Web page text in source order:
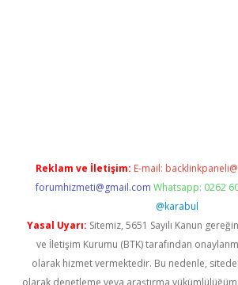
Reklam ve İletişim: E-mail:
forumhizmeti@gmail.com Whatsapp: 0262
@karabul
Yasal Uyarı: Sitemiz, 5651 Sayılı Kanun
ve İletişim Kurumu (BTK) tarafından
olarak hizmet vermektedir. Bu nedenle,
olarak denetleme veya araştırma